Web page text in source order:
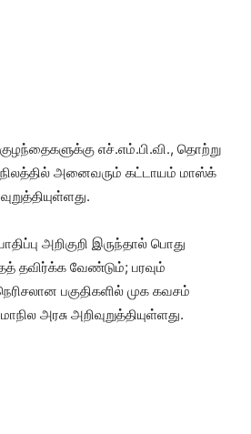
எச்.எம்.பி.வி., தொற்று
அனைவரும் கட்டாயம் மாஸ்க்
அறிகுறி இருந்தால் பொது
தவிர்க்க வேண்டும்; பரவும்
பகுதிகளில் முக கவசம்
அரசு அறிவுறுத்தியுள்ளது.